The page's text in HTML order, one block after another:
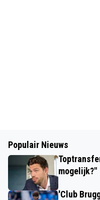
Populair Nieuws
mogelijk?"
'Club